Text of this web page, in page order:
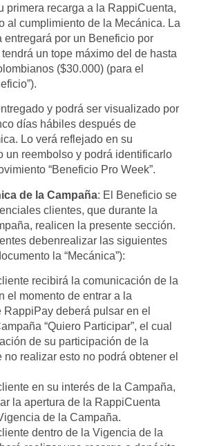
primera recarga a la RappiCuenta,
al cumplimiento de la Mecánica. La
entregará por un Beneficio por
un tope máximo del de hasta
($30.000) (para el
y podrá ser visualizado por
días hábiles después de
Lo verá reflejado en su
un reembolso y podrá identificarlo
“Beneficio Pro Week”.
de la Campaña: El Beneficio se
clientes, que durante la
realicen la presente sección.
debenrealizar las siguientes
la “Mecánica”):
recibirá la comunicación de la
el momento de entrar a la
deberá pulsar en el
“Quiero Participar”, el cual
de su participación de la
no realizar esto no podrá obtener el
en su interés de la Campaña,
la apertura de la RappiCuenta
de la Campaña.
dentro de la Vigencia de la